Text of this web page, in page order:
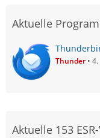
Aktuelle
Thunder 4.
Aktuelle 153